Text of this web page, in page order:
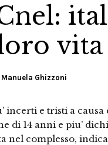
vita
Manuela Ghizzoni
incerti e tristi a causa
di 14 anni e piu’
nel complesso,